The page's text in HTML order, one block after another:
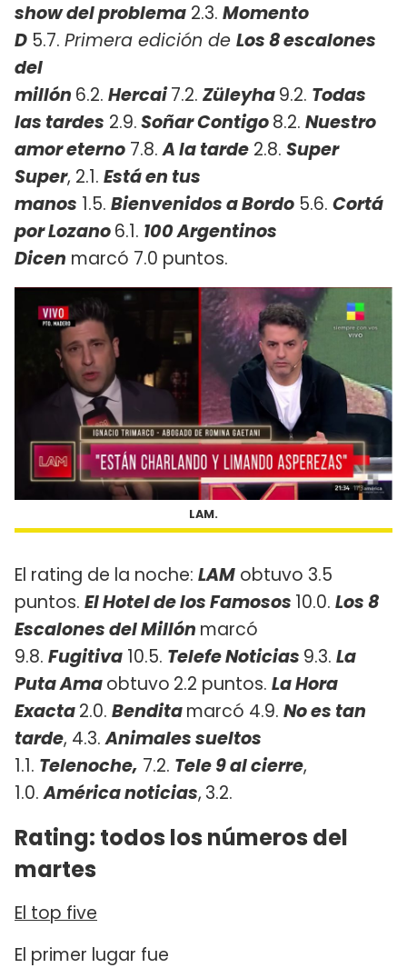
show del problema 2.3. Momento
D 5.7. Primera edición de Los 8 escalones
del
millón 6.2. Hercai7.2. Züleyha9.2. Todas
las tardes 2.9.Soñar Contigo8.2. Nuestro
amor eterno 7.8.A la tarde 2.8. Super
Super, 2.1. Está en tus
manos 1.5. Bienvenidos a Bordo 5.6. Cortá
por Lozano6.1. 100 Argentinos
Dicen marcó 7.0 puntos.
LAM.
El rating de la noche: LAM obtuvo 3.5
puntos. El Hotel de los Famosos 10.0. Los 8
Escalones del Millón marcó
9.8. Fugitiva 10.5. Telefe Noticias 9.3. La
Puta Amaobtuvo 2.2 puntos. ​ La Hora
Exacta2.0. Benditamarcó 4.9. No es tan
tarde, 4.3.Animales sueltos
1.1. Telenoche, 7.2. Tele 9 al cierre,
1.0.América noticias, 3.2.
Rating: todos los números del
martes
El top five
El primer lugar fue